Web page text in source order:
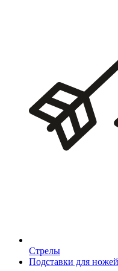
Стрелы
Подставки для ножей